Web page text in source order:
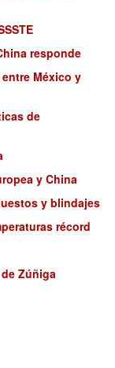
responde
México y
de
y China
y blindajes
récord
Zúñiga